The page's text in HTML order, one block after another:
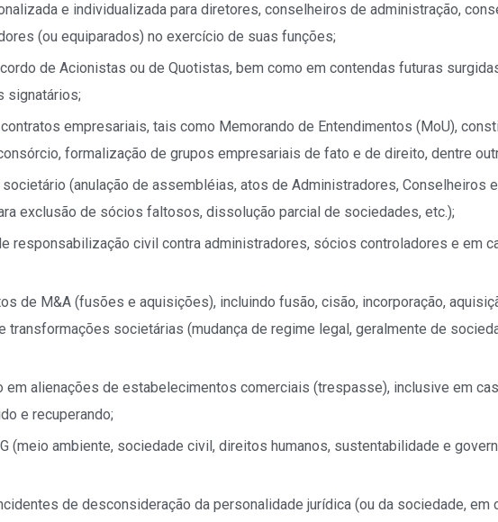
e individualizada para diretores, conselheiros de administração,
(ou equiparados) no exercício de suas funções;
de Acionistas ou de Quotistas, bem como em contendas futuras
signatários;
empresariais, tais como Memorando de Entendimentos (MoU),
formalização de grupos empresariais de fato e de direito, dentre
(anulação de assembléias, atos de Administradores, Conselheiros
exclusão de sócios faltosos, dissolução parcial de sociedades, etc.);
responsabilização civil contra administradores, sócios controladores e em
de M&A (fusões e aquisições), incluindo fusão, cisão, incorporação,
transformações societárias (mudança de regime legal, geralmente de
em alienações de estabelecimentos comerciais (trespasse), inclusive em
e recuperando;
(meio ambiente, sociedade civil, direitos humanos, sustentabilidade e
de desconsideração da personalidade jurídica (ou da sociedade, em